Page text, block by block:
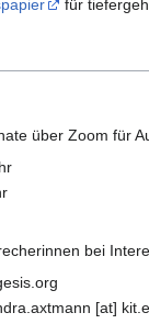
für
über Zoom für
bei
[at]